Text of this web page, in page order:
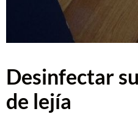
Desinfectar
de lejía